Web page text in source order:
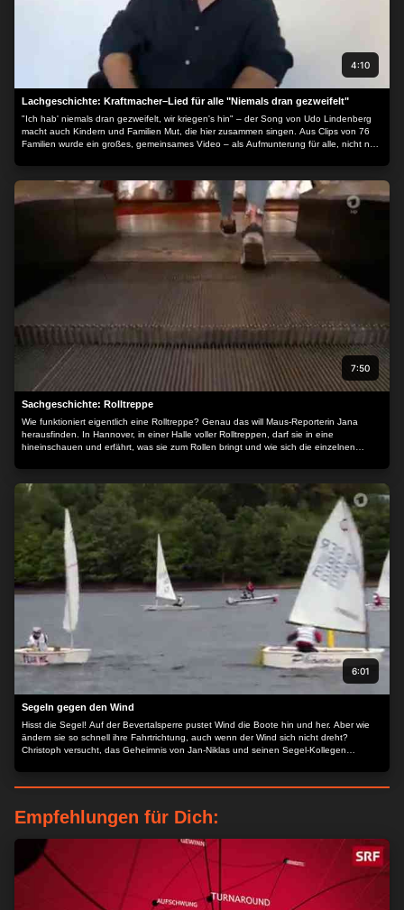
4:10
Lachgeschichte: Kraftmacher–Lied für alle "Niemals dran gezweifelt"
"Ich hab' niemals dran gezweifelt, wir kriegen's hin" – der Song von Udo Lindenberg
macht auch Kindern und Familien Mut, die hier zusammen singen. Aus Clips von 76
Familien wurde ein großes, gemeinsames Video – als Aufmunterung für alle, nicht nur
7:50
Sachgeschichte: Rolltreppe
Wie funktioniert eigentlich eine Rolltreppe? Genau das will Maus-Reporterin Jana
herausfinden. In Hannover, in einer Halle voller Rolltreppen, darf sie in eine
hineinschauen und erfährt, was sie zum Rollen bringt und wie sich die einzelnen
Experiment: Wer bringt viele Menschen in einem Gebäude schneller nach oben – die
Rolltreppe oder doch der Aufzug?
6:01
Segeln gegen den Wind
Hisst die Segel! Auf der Bevertalsperre pustet Wind die Boote hin und her. Aber wie
ändern sie so schnell ihre Fahrtrichtung, auch wenn der Wind sich nicht dreht?
Christoph versucht, das Geheimnis von Jan-Niklas und seinen Segel-Kollegen
Empfehlungen für Dich: